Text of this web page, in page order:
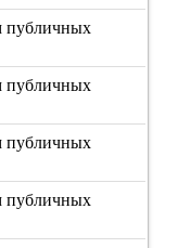
публичных
публичных
публичных
публичных